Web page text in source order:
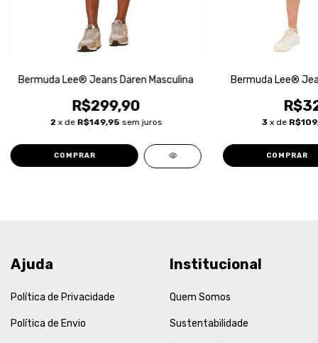
Bermuda Lee® Jeans Daren Masculina
R$299,90
2 x de R$149,95 sem juros
COMPRAR
Bermuda Lee®
3 x de
COMPRAR
Ajuda
Política de Privacidade
Política de Envio
Institucional
Quem Somos
Sustentabilidade